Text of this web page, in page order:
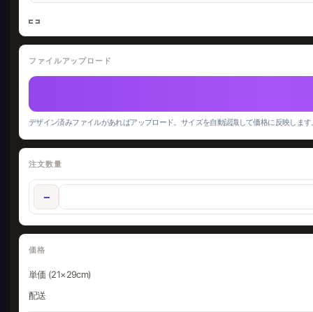
ファイルアップロード
デザイン済みファイルがあればアップロード。サイズを自動認識して価格に反映しま
注文数量
−
価格
単価 (21×29cm)
配送